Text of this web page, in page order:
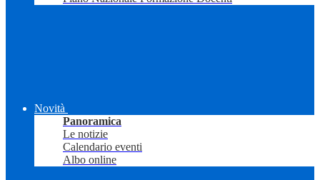
Novità
Panoramica
Le notizie
Calendario eventi
Albo online